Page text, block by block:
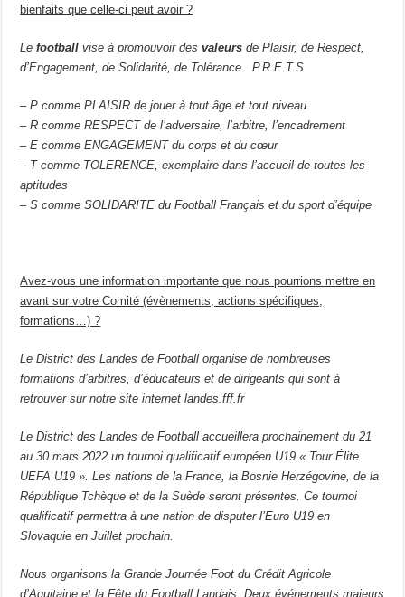
bienfaits que celle-ci peut avoir ?
Lefootball vise à promouvoir desvaleurs de Plaisir, de Respect,
d’Engagement, de Solidarité, de Tolérance. P.R.E.T.S
– P comme PLAISIR de jouer à tout âge et tout niveau
– R comme RESPECT de l’adversaire, l’arbitre, l’encadrement
– E comme ENGAGEMENT du corps et du cœur
– T comme TOLERENCE, exemplaire dans l’accueil de toutes les
aptitudes
– S comme SOLIDARITE du Football Français et du sport d’équipe
Avez-vous une information importante que nous pourrions mettre en
avant sur votre Comité (évènements, actions spécifiques,
formations…) ?
Le District des Landes de Football organise de nombreuses
formations d’arbitres, d’éducateurs et de dirigeants qui sont à
retrouver sur notre site internet landes.fff.fr
Le District des Landes de Football accueillera prochainement du 21
au 30 mars 2022 un tournoi qualificatif européen U19 « Tour Élite
UEFA U19 ». Les nations de la France, la Bosnie Herzégovine, de la
République Tchèque et de la Suède seront présentes. Ce tournoi
qualificatif permettra à une nation de disputer l’Euro U19 en
Slovaquie en Juillet prochain.
Nous organisons la Grande Journée Foot du Crédit Agricole
d’Aquitaine et la Fête du Football Landais. Deux événements majeurs